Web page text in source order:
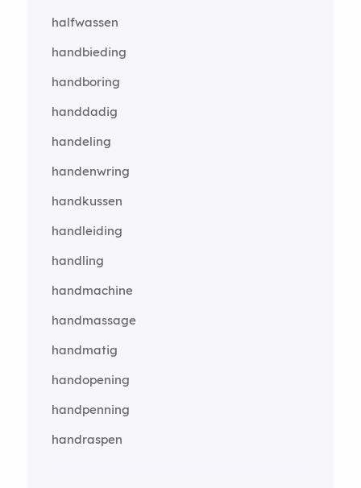
halfwassen
handbieding
handboring
handdadig
handeling
handenwring
handkussen
handleiding
handling
handmachine
handmassage
handmatig
handopening
handpenning
handraspen